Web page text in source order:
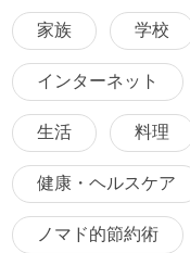
家族 学校
インターネット
生活 料理
健康・ヘルスケア
ノマド的節約術